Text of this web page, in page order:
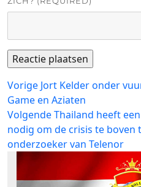
Bericht
navigatie
Vorige Vorig
bericht:
Jort Kelder onder
Game en Aziaten
VolgendeVolgend
bericht:
Thailand heeft
nodig om de crisis te boven
onderzoeker van Telenor